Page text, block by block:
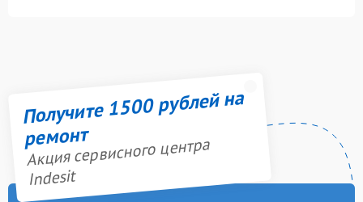
Получите 1500 рублей на
ремонт
Акция сервисного центра
Indesit